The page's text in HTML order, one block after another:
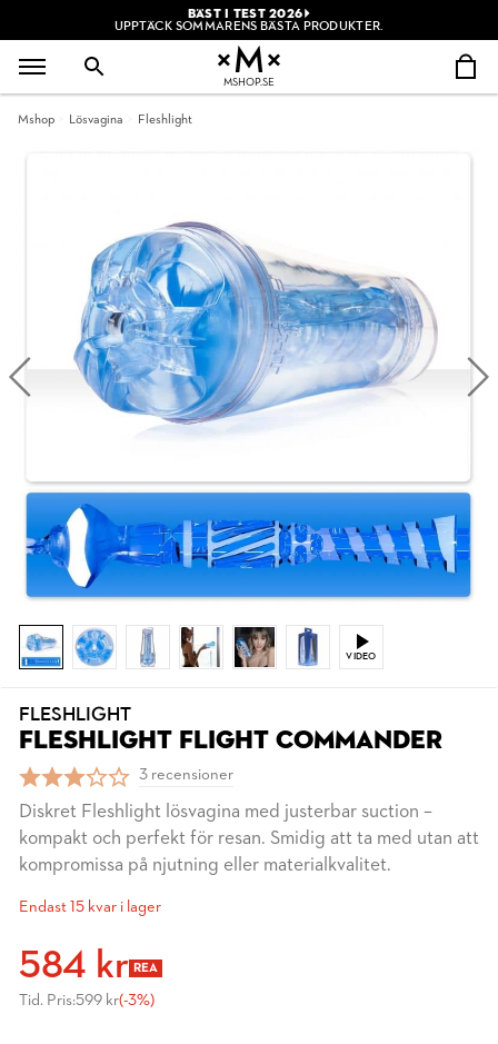
BÄST I TEST 2026
UPPTÄCK SOMMARENS BÄSTA PRODUKTER.
MSHOP.SE
Mshop Lösvagina Fleshlight
VIDEO
FLESHLIGHT
FLESHLIGHT FLIGHT COMMANDER
3 recensioner
Diskret Fleshlight lösvagina med justerbar suction –
kompakt och perfekt för resan. Smidig att ta med utan att
kompromissa på njutning eller materialkvalitet.
Endast 15 kvar i lager
584 kr REA
Tid. Pris:599 kr(-3%)